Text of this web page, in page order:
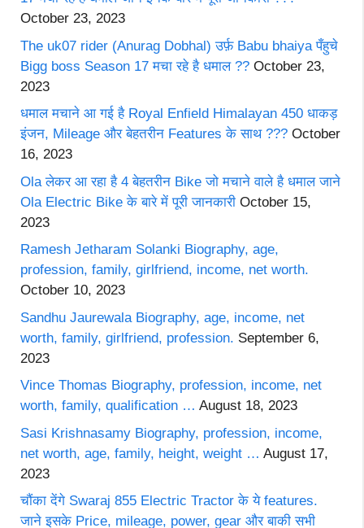
October 23, 2023
The uk07 rider (Anurag Dobhal) उर्फ़ Babu bhaiya पँहुचे
Bigg boss Season 17 मचा रहे है धमाल ?? October 23,
2023
धमाल मचाने आ गई है Royal Enfield Himalayan 450 धाकड़
इंजन, Mileage और बेहतरीन Features के साथ ??? October
16, 2023
Ola लेकर आ रहा है 4 बेहतरीन Bike जो मचाने वाले है धमाल जाने
Ola Electric Bike के बारे में पूरी जानकारी October 15,
2023
Ramesh Jetharam Solanki Biography, age,
profession, family, girlfriend, income, net worth.
October 10, 2023
Sandhu Jaurewala Biography, age, income, net
worth, family, girlfriend, profession. September 6,
2023
Vince Thomas Biography, profession, income, net
worth, family, qualification … August 18, 2023
Sasi Krishnasamy Biography, profession, income,
net worth, age, family, height, weight … August 17,
2023
चौंका देंगे Swaraj 855 Electric Tractor के ये features.
जाने इसके Price, mileage, power, gear और बाकी सभी